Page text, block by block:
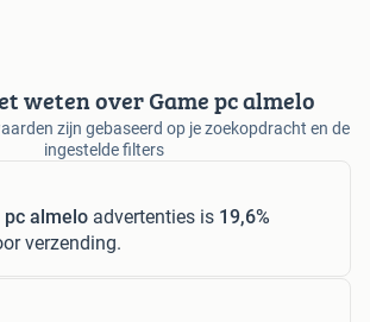
weten over Game pc almelo
zijn gebaseerd op je zoekopdracht en de
ingestelde filters
pc almelo advertenties is 19,6%
verzending.